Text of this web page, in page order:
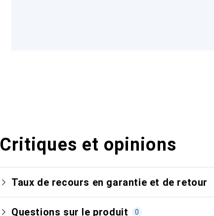
Critiques et opinions
Taux de recours en garantie et de retour
Questions sur le produit 0